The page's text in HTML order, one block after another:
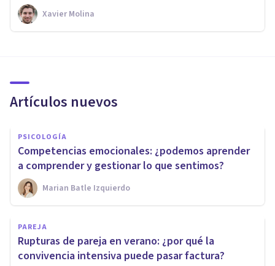
Xavier Molina
Artículos nuevos
PSICOLOGÍA
Competencias emocionales: ¿podemos aprender
a comprender y gestionar lo que sentimos?
Marian Batle Izquierdo
PAREJA
Rupturas de pareja en verano: ¿por qué la
convivencia intensiva puede pasar factura?